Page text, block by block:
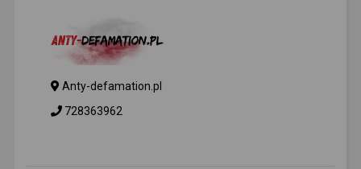
Anty-defamation.pl
728363962